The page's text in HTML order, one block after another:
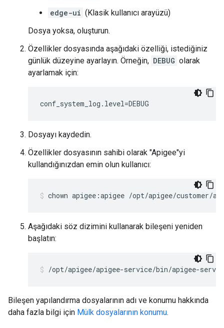
edge-ui (Klasik kullanıcı arayüzü)
Dosya yoksa, oluşturun.
Özellikler dosyasında aşağıdaki özelliği, istediğiniz
günlük düzeyine ayarlayın. Örneğin, DEBUG olarak
ayarlamak için:
conf_system_log.level=DEBUG
Dosyayı kaydedin.
Özellikler dosyasının sahibi olarak "Apigee"yi
kullandığınızdan emin olun kullanıcı:
chown apigee:apigee /opt/apigee/customer/
Aşağıdaki söz dizimini kullanarak bileşeni yeniden
başlatın:
/opt/apigee/apigee-service/bin/apigee-
Bileşen yapılandırma dosyalarının adı ve konumu hakkında
daha fazla bilgi için Mülk dosyalarının konumu.